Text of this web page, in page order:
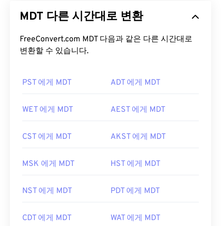
MDT 다른 시간대로 변환
FreeConvert.com MDT 다음과 같은 다른 시간대로
변환할 수 있습니다.
PST 에게 MDT ADT 에게 MDT
WET 에게 MDT AEST 에게 MDT
CST 에게 MDT AKST 에게 MDT
MSK 에게 MDT HST 에게 MDT
NST 에게 MDT PDT 에게 MDT
CDT 에게 MDT WAT 에게 MDT